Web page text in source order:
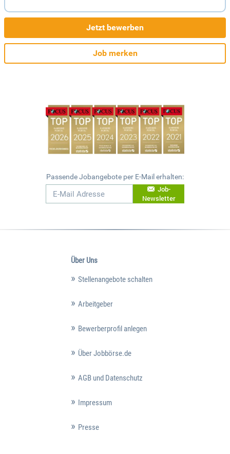
Jetzt bewerben
Job merken
Passende Jobangebote per E-Mail erhalten:
Job-
Newsletter
Über Uns
Stellenangebote schalten
Arbeitgeber
Bewerberprofil anlegen
Über Jobbörse.de
AGB und Datenschutz
Impressum
Presse